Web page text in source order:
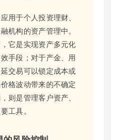
用于个人投资理财、
机构的资产管理中。
它是实现资产多元化
手段；对于产金、用
交易可以锁定成本或
格波动带来的不确定
则是管理客户资产、
工具。